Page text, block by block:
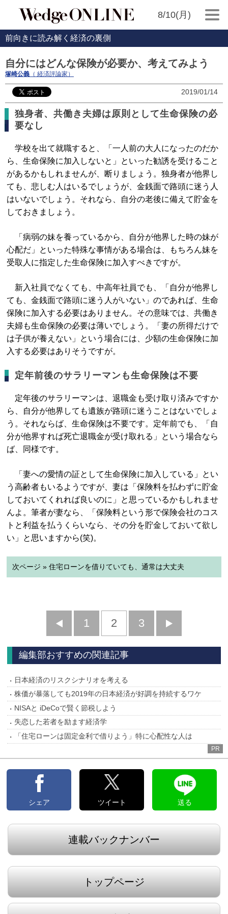
8/10(月)
前向きに読み解く経済の裏側
自分にはどんな保険が必要か、考えてみよう
塚崎公義 （ 経済評論家）
2019/01/14
独身者、共働き夫婦は原則として生命保険の必
要なし
学校を出て就職すると、「一人前の大人になったのだか
ら、生命保険に加入しないと」といった勧誘を受けること
があるかもしれませんが、断りましょう。独身者が他界し
ても、悲しむ人はいるでしょうが、金銭面で路頭に迷う人
はいないでしょう。それなら、自分の老後に備えて貯金を
しておきましょう。
「病弱の妹を養っているから、自分が他界した時の妹が
心配だ」といった特殊な事情がある場合は、もちろん妹を
受取人に指定した生命保険に加入すべきですが。
新入社員でなくても、中高年社員でも、「自分が他界し
ても、金銭面で路頭に迷う人がいない」のであれば、生命
保険に加入する必要はありません。その意味では、共働き
夫婦も生命保険の必要は薄いでしょう。「妻の所得だけで
は子供が養えない」という場合には、少額の生命保険に加
入する必要はありそうですが。
定年前後のサラリーマンも生命保険は不要
定年後のサラリーマンは、退職金も受け取り済みですか
ら、自分が他界しても遺族が路頭に迷うことはないでしょ
う。それならば、生命保険は不要です。定年前でも、「自
分が他界すれば死亡退職金が受け取れる」という場合なら
ば、同様です。
「妻への愛情の証として生命保険に加入している」とい
う高齢者もいるようですが、妻は「保険料を払わずに貯金
しておいてくれれば良いのに」と思っているかもしれませ
んよ。筆者が妻なら、「保険料という形で保険会社のコス
トと利益を払うくらいなら、その分を貯金しておいて欲し
い」と思いますから(笑)。
次ページ » 住宅ローンを借りていても、通常は大丈夫
前
へ
1 2 3
へ
編集部おすすめの関連記事
日本経済のリスクシナリオを考える
株価が暴落しても2019年の日本経済が好調を持続するワケ
NISAと iDeCoで賢く節税しよう
失恋した若者を励ます経済学
「住宅ローンは固定金利で借りよう」特に心配性な人は
PR
シェア ツイート 送る
連載バックナンバー
トップページ